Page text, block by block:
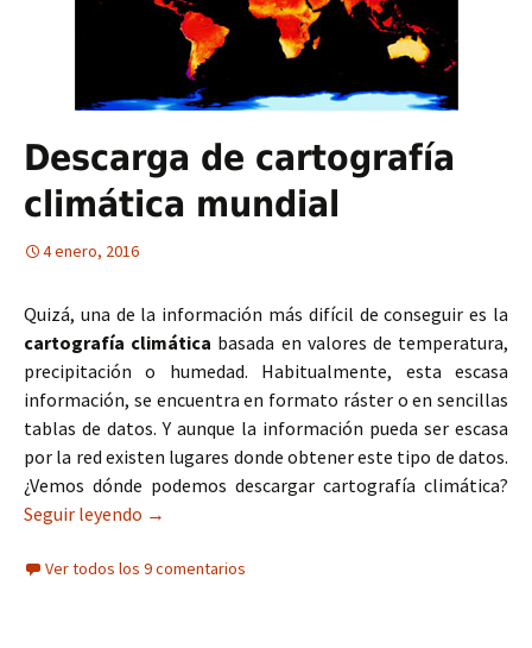
Descarga de cartografía
climática mundial
4 enero, 2016
Quizá, una de la información más difícil de conseguir es la
cartografía climática basada en valores de temperatura,
precipitación o humedad. Habitualmente, esta escasa
información, se encuentra en formato ráster o en sencillas
tablas de datos. Y aunque la información pueda ser escasa
por la red existen lugares donde obtener este tipo de datos.
¿Vemos dónde podemos descargar cartografía climática?
Seguir leyendo Descarga de cartografía climática mundial
→
Ver todos los 9 comentarios